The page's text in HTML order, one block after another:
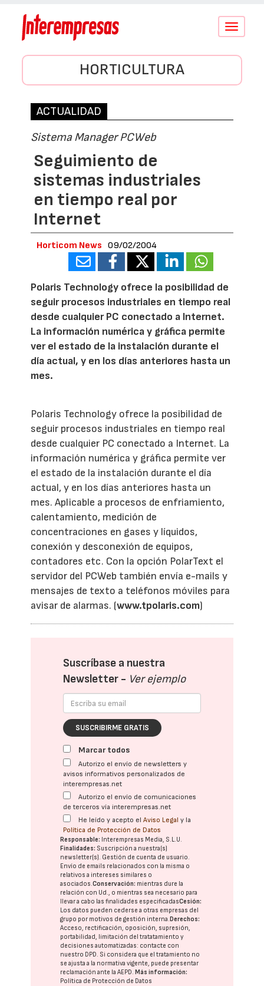
Conmutar
HORTICULTURA
ACTUALIDAD
Sistema Manager PCWeb
Seguimiento de
sistemas industriales
en tiempo real por
Internet
Horticom News 09/02/2004
Polaris Technology ofrece la posibilidad de
seguir procesos industriales en tiempo real
desde cualquier PC conectado a Internet.
La información numérica y gráfica permite
ver el estado de la instalación durante el
día actual, y en los días anteriores hasta un
mes.
Polaris Technology ofrece la posibilidad de
seguir procesos industriales en tiempo real
desde cualquier PC conectado a Internet. La
información numérica y gráfica permite ver
el estado de la instalación durante el día
actual, y en los días anteriores hasta un
mes. Aplicable a procesos de enfriamiento,
calentamiento, medición de
concentraciones en gases y líquidos,
conexión y desconexión de equipos,
contadores etc. Con la opción PolarText el
servidor del PCWeb también envía e-mails y
mensajes de texto a teléfonos móviles para
avisar de alarmas. (www.tpolaris.com)
Suscríbase a nuestra
Newsletter - Ver ejemplo
SUSCRIBIRME GRATIS
Marcar todos
Autorizo el envío de newsletters y
avisos informativos personalizados de
interempresas.net
Autorizo el envío de comunicaciones
de terceros vía interempresas.net
He leído y acepto elAviso Legal y la
Política de Protección de Datos
Responsable: Interempresas Media, S.L.U.
Finalidades: Suscripción a nuestra(s)
newsletter(s). Gestión de cuenta de usuario.
Envío de emails relacionados con la misma o
relativos a intereses similares o
asociados.Conservación: mientras dure la
relación con Ud., o mientras sea necesario para
llevar a cabo las finalidades especificadasCesión:
Los datos pueden cederse a otras empresas del
grupo por motivos de gestión interna. Derechos:
Acceso, rectificación, oposición, supresión,
portabilidad, limitación del tratatamiento y
decisiones automatizadas: contacte con
nuestro DPD. Si considera que el tratamiento no
se ajusta a la normativa vigente, puede presentar
reclamación ante laAEPD. Más información:
Política de Protección de Datos